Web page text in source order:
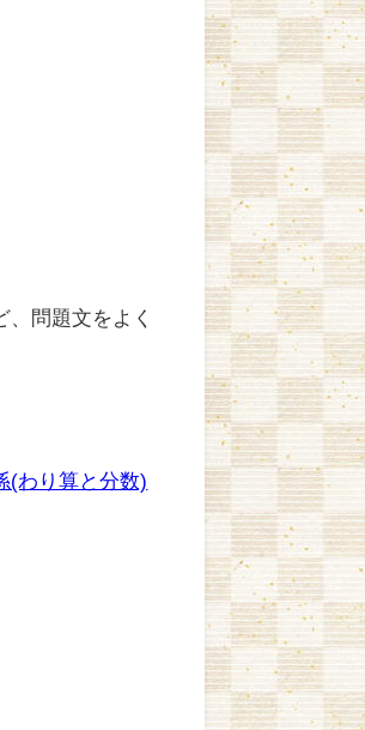
問題文をよく
(わり算と分数)